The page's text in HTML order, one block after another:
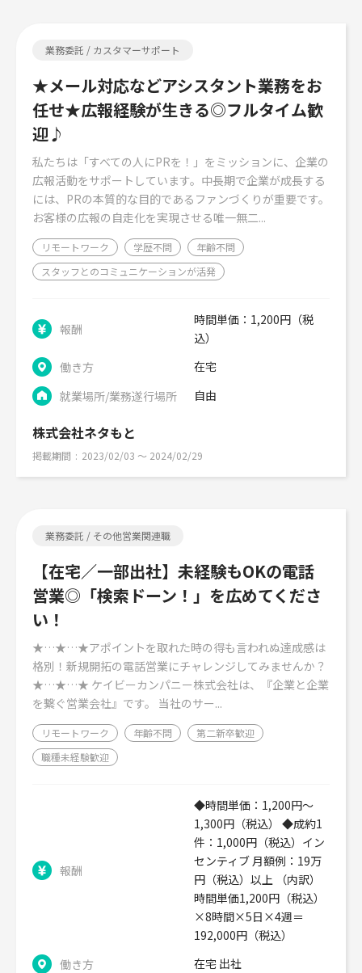
業務委託 / カスタマーサポート
★メール対応などアシスタント業務をお
任せ★広報経験が生きる◎フルタイム歓
迎♪
私たちは「すべての人にPRを！」をミッションに、企業の
広報活動をサポートしています。中長期で企業が成長する
には、PRの本質的な目的であるファンづくりが重要です。
お客様の広報の自走化を実現させる唯一無二...
リモートワーク 学歴不問
年齢不問
スタッフとのコミュニケーションが活発
報酬
時間単価：1,200円（税
込）
働き方
在宅
就業場所/業務遂行場所
自由
株式会社ネタもと
掲載期間 2023/02/03 〜 2024/02/29
業務委託 / その他営業関連職
【在宅／一部出社】未経験もOKの電話
営業◎「検索ドーン！」を広めてくださ
い！
★…★…★アポイントを取れた時の得も言われぬ達成感は
格別！新規開拓の電話営業にチャレンジしてみませんか？
★…★…★ ケイビーカンパニー株式会社は、『企業と企業
を繋ぐ営業会社』です。 当社のサー...
リモートワーク 年齢不問
第二新卒歓迎
職種未経験歓迎
報酬
◆時間単価：1,200円～
1,300円（税込） ◆成約1
件：1,000円（税込）イン
センティブ 月額例：19万
円（税込）以上 （内訳）
時間単価1,200円（税込）
×8時間×5日×4週＝
192,000円（税込）
働き方
在宅 出社